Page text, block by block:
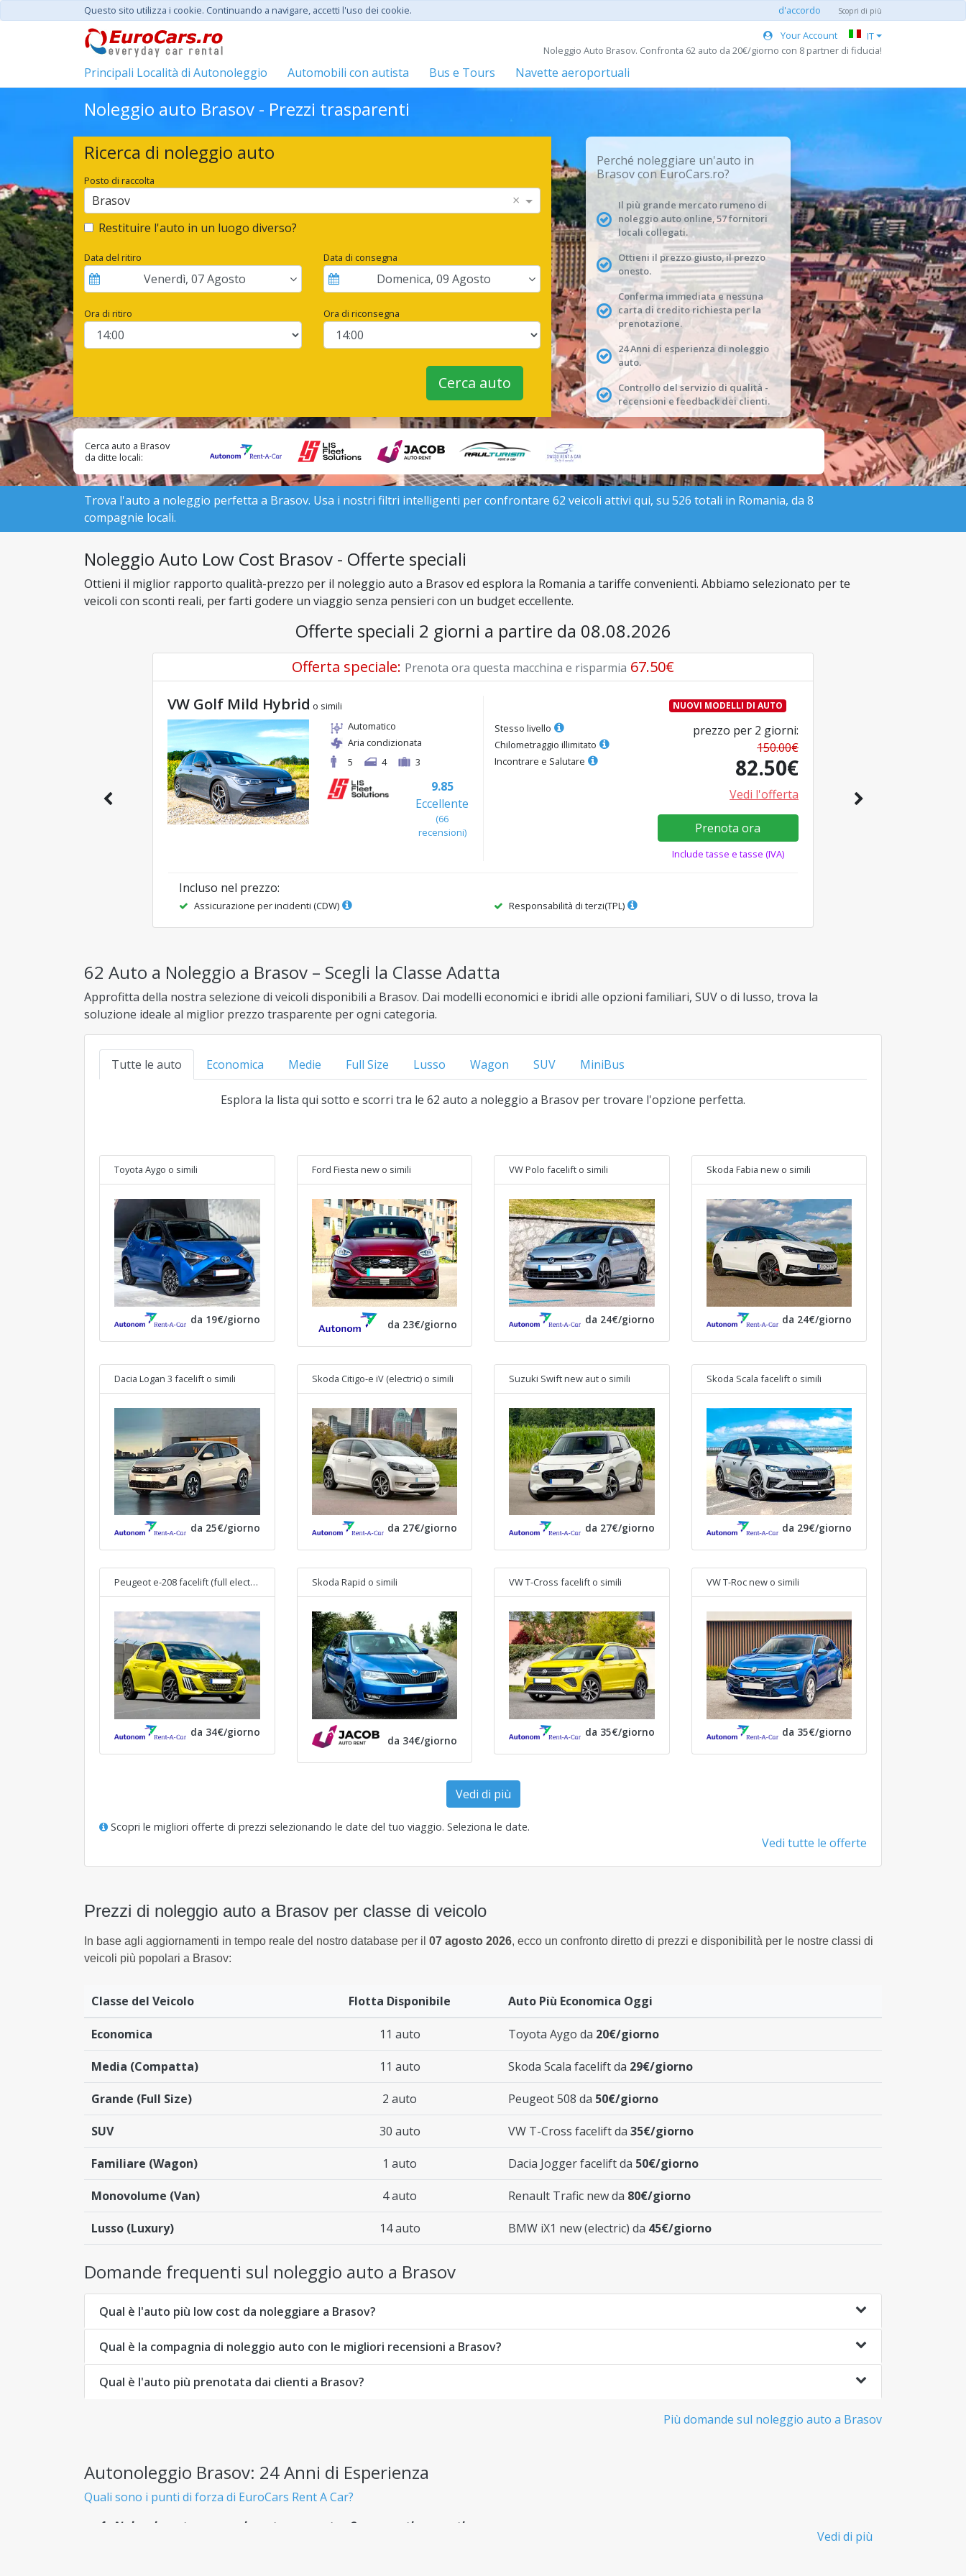
Questo sito utilizza i cookie. Continuando a navigare, accetti l'uso dei cookie. d'accordo Scopri di più
Your Account
IT
Noleggio Auto Brasov. Confronta 62 auto da 20€/giorno con 8 partner di fiducia!
Principali Località di Autonoleggio Automobili con autista Bus e Tours Navette aeroportuali
Noleggio auto Brasov - Prezzi trasparenti
Ricerca di noleggio auto
Posto di raccolta
Brasov ×
Restituire l'auto in un luogo diverso?
Data del ritiro
Venerdì, 07Agosto
Data di consegna
Domenica, 09 Agosto
Ora di ritiro Ora di riconsegna
Cerca auto
Perché noleggiare un'auto in
Brasov con EuroCars.ro?
Il più grande mercato rumeno di
noleggio auto online, 57 fornitori
locali collegati.
Ottieni il prezzo giusto, il prezzo
onesto.
Conferma immediata e nessuna
carta di credito richiesta per la
prenotazione.
24 Anni di esperienza di noleggio
auto.
Controllo del servizio di qualità -
recensioni e feedback dei clienti.
Cerca auto a Brasov
da ditte locali:
Trova l'auto a noleggio perfetta a Brasov. Usa i nostri filtri intelligenti per confrontare 62 veicoli attivi qui, su 526 totali in Romania, da 8
compagnie locali.
Noleggio Auto Low Cost Brasov - Offerte speciali
Ottieni il miglior rapporto qualità-prezzo per il noleggio auto a Brasov ed esplora la Romania a tariffe convenienti. Abbiamo selezionato per te
veicoli con sconti reali, per farti godere un viaggio senza pensieri con un budget eccellente.
Offerte speciali 2 giorni a partire da 08.08.2026
Offerta speciale: Prenota ora questa macchina e risparmia 67.50€
VW Golf Mild Hybrid o simili
Automatico
Aria condizionata
5
4 3
9.85
Eccellente
(66
recensioni)
NUOVI MODELLI DI AUTO
Stesso livello
Chilometraggio illimitato
Incontrare e Salutare
prezzo per 2 giorni:
150.00€
82.50€
Vedi l'offerta
Prenota ora
Include tasse e tasse (IVA)
Incluso nel prezzo:
Assicurazione per incidenti (CDW) Responsabilità di terzi(TPL)
62 Auto a Noleggio a Brasov – Scegli la Classe Adatta
Approfitta della nostra selezione di veicoli disponibili a Brasov. Dai modelli economici e ibridi alle opzioni familiari, SUV o di lusso, trova la
soluzione ideale al miglior prezzo trasparente per ogni categoria.
Tutte le auto Economica Medie Full Size Lusso Wagon SUV MiniBus
Esplora la lista qui sotto e scorri tra le 62 auto a noleggio a Brasov per trovare l'opzione perfetta.
Toyota Aygo o simili
da 19€/giorno
Ford Fiesta new o simili
da 23€/giorno
VW Polo facelift o simili
da 24€/giorno
Skoda Fabia new o simili
da 24€/giorno
Dacia Logan 3 facelift o simili
da 25€/giorno
Skoda Citigo-e iV (electric) o simili
da 27€/giorno
Suzuki Swift new aut o simili
da 27€/giorno
Skoda Scala facelift o simili
da 29€/giorno
Peugeot e-208 facelift (full electric)
da 34€/giorno
Skoda Rapid o simili
da 34€/giorno
VW T-Cross facelift o simili
da 35€/giorno
VW T-Roc new o simili
da 35€/giorno
Vedi di più
Scopri le migliori offerte di prezzi selezionando le date del tuo viaggio. Seleziona le date.
Vedi tutte le offerte
Prezzi di noleggio auto a Brasov per classe di veicolo
In base agli aggiornamenti in tempo reale del nostro database per il 07 agosto 2026, ecco un confronto diretto di prezzi e disponibilità per le nostre classi di
veicoli più popolari a Brasov:
Classe del Veicolo Flotta Disponibile Auto Più Economica Oggi
Economica 11 auto Toyota Aygo da 20€/giorno
Media (Compatta) 11 auto Skoda Scala facelift da 29€/giorno
Grande (Full Size) 2 auto Peugeot 508 da 50€/giorno
SUV 30 auto VW T-Cross facelift da 35€/giorno
Familiare (Wagon) 1 auto Dacia Jogger facelift da 50€/giorno
Monovolume (Van) 4 auto Renault Trafic new da 80€/giorno
Lusso (Luxury) 14 auto BMW iX1 new (electric) da 45€/giorno
Domande frequenti sul noleggio auto a Brasov
Qual è l'auto più low cost da noleggiare a Brasov?
Qual è la compagnia di noleggio auto con le migliori recensioni a Brasov?
Qual è l'auto più prenotata dai clienti a Brasov?
Più domande sul noleggio auto a Brasov
Autonoleggio Brasov: 24 Anni di Esperienza
Quali sono i punti di forza di EuroCars Rent A Car?
Noleggio auto economico e trasparente - Senza costi nascosti
Vedi di più